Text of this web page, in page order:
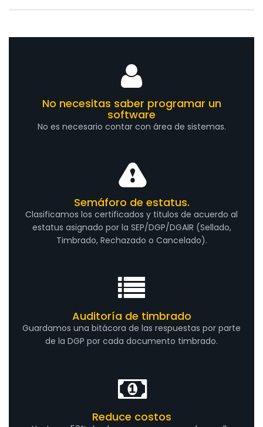
No necesitas saber programar un
software
No es necesario contar con área de sistemas.
Semáforo de estatus.
Clasificamos los certificados y titulos de acuerdo al
estatus asignado por la SEP/DGP/DGAIR (Sellado,
Timbrado, Rechazado o Cancelado).
Auditoría de timbrado
Guardamos una bitácora de las respuestas por parte
de la DGP por cada documento timbrado.
Reduce costos